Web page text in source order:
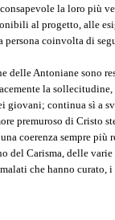
la loro più
al progetto, alle
persona coinvolta di
Antoniane sono
la
giovani; continua sì a
premuroso di Cristo
coerenza sempre
del Carisma, delle
che hanno